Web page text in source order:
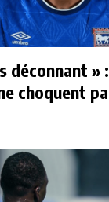
déconnant
choquent